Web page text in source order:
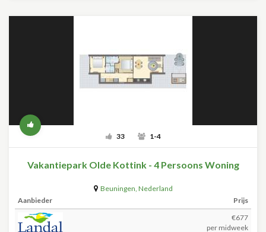
33 1-4
Vakantiepark Olde Kottink - 4 Persoons Woning
Beuningen, Nederland
Aanbieder
Prijs
€677
per midweek